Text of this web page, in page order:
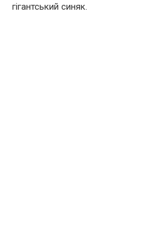
гігантський синяк.